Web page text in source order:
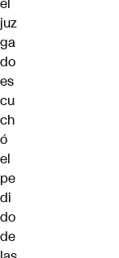
juz
ga
do
es
cu
ch
ó
el
pe
di
do
de